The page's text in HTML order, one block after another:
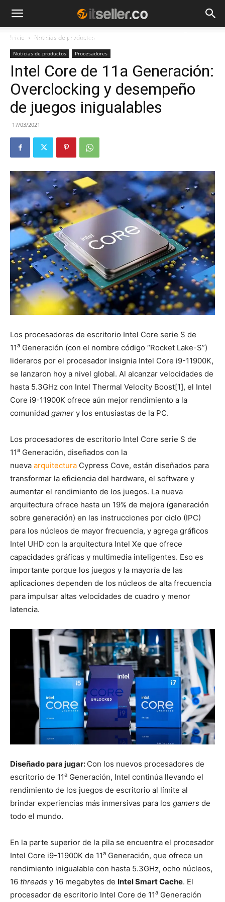
NOTICIAS TENDENCIAS
Inicio Noticias de productos
Noticias de productos Procesadores
Intel Core de 11a Generación:
Overclocking y desempeño
de juegos inigualables
17/03/2021
Los procesadores de escritorio Intel Core serie S de
11a Generación (con el nombre código “Rocket Lake-S”)
lideraros por el procesador insignia Intel Core i9-11900K,
se lanzaron hoy a nivel global. Al alcanzar velocidades de
hasta 5.3GHz con Intel Thermal Velocity Boost[1], el Intel
Core i9-11900K ofrece aún mejor rendimiento a la
comunidad gamer y los entusiastas de la PC.
Los procesadores de escritorio Intel Core serie S de
11a Generación, diseñados con la
nueva arquitectura Cypress Cove, están diseñados para
transformar la eficiencia del hardware, el software y
aumentar el rendimiento de los juegos. La nueva
arquitectura ofrece hasta un 19% de mejora (generación
sobre generación) en las instrucciones por ciclo (IPC)
para los núcleos de mayor frecuencia, y agrega gráficos
Intel UHD con la arquitectura Intel Xe que ofrece
capacidades gráficas y multimedia inteligentes. Eso es
importante porque los juegos y la mayoría de las
aplicaciones dependen de los núcleos de alta frecuencia
para impulsar altas velocidades de cuadro y menor
latencia.
Diseñado para jugar: Con los nuevos procesadores de
escritorio de 11a Generación, Intel continúa llevando el
rendimiento de los juegos de escritorio al límite al
brindar experiencias más inmersivas para los gamers de
todo el mundo.
En la parte superior de la pila se encuentra el procesador
Intel Core i9-11900K de 11a Generación, que ofrece un
rendimiento inigualable con hasta 5.3GHz, ocho núcleos,
16 threads y 16 megabytes de Intel Smart Cache. El
procesador de escritorio Intel Core de 11a Generación